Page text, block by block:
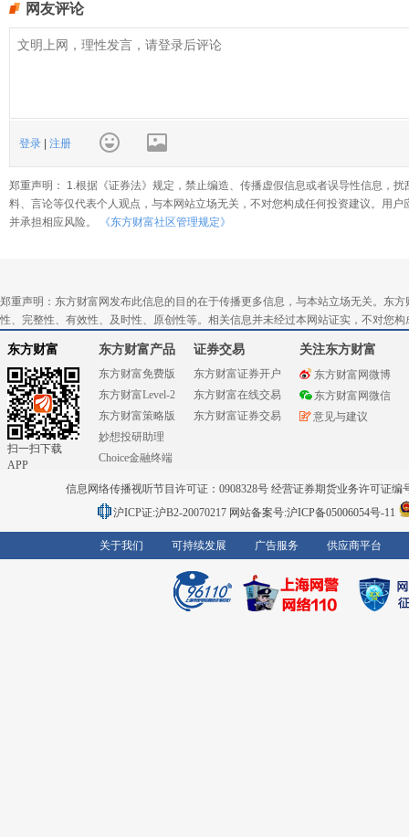
网友评论
登录 注册
郑重声明： 1.根据《证券法》规定，禁止编造、传播虚假信息或者误导性信息，
料、言论等仅代表个人观点，与本网站立场无关，不对您构成任何投资建议。用
并承担相应风险。
《东方财富社区管理规定》
郑重声明：东方财富网发布此信息的目的在于传播更多信息，与本站立场无关。东
性、完整性、有效性、及时性、原创性等。相关信息并未经过本网站证实，不对您
东方财富
扫一扫下载
APP
东方财富产品
东方财富免费版
东方财富Level-2
东方财富策略版
妙想投研助理
Choice金融终端
证券交易
东方财富证券开户
东方财富在线交易
东方财富证券交易
关注东方财富
东方财富网微博
东方财富网微信
意见与建议
信息网络传播视听节目许可证：0908328号 经营证券期货业务许可证编
沪ICP证:沪B2-20070217 网站备案号:沪ICP备05006054号-11
关于我们 可持续发展 广告服务 供应商平台